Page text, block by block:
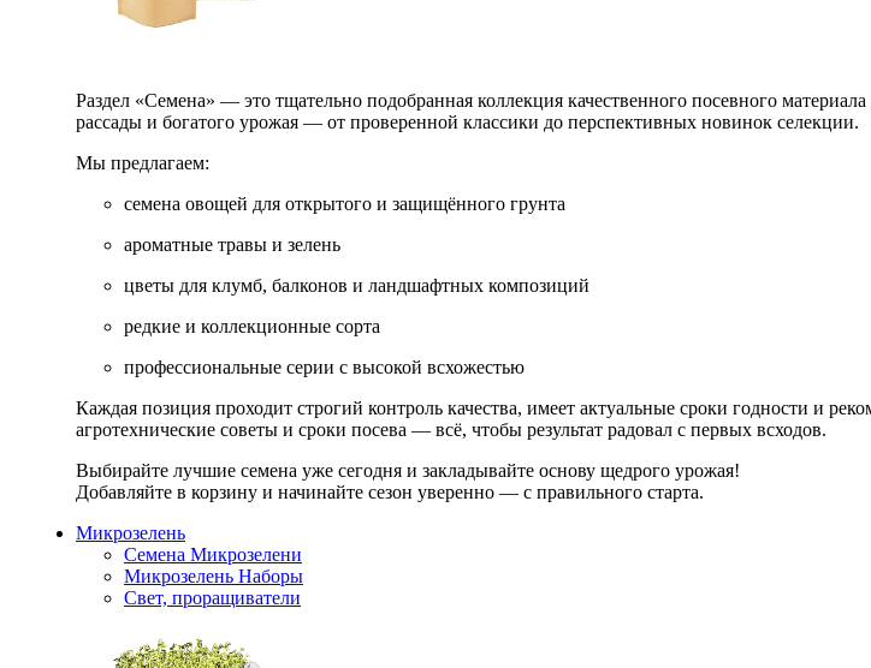
Раздел «Семена» — это тщательно подобранная коллекция качественного посевного
рассады и богатого урожая — от проверенной классики до перспективных новинок селекции.
Мы предлагаем:
семена овощей для открытого и защищённого грунта
ароматные травы и зелень
цветы для клумб, балконов и ландшафтных композиций
редкие и коллекционные сорта
профессиональные серии с высокой всхожестью
Каждая позиция проходит строгий контроль качества, имеет актуальные сроки годности и
агротехнические советы и сроки посева — всё, чтобы результат радовал с первых всходов.
Выбирайте лучшие семена уже сегодня и закладывайте основу щедрого урожая!
Добавляйте в корзину и начинайте сезон уверенно — с правильного старта.
Микрозелень
Семена Микрозелени
Микрозелень Наборы
Свет, проращиватели